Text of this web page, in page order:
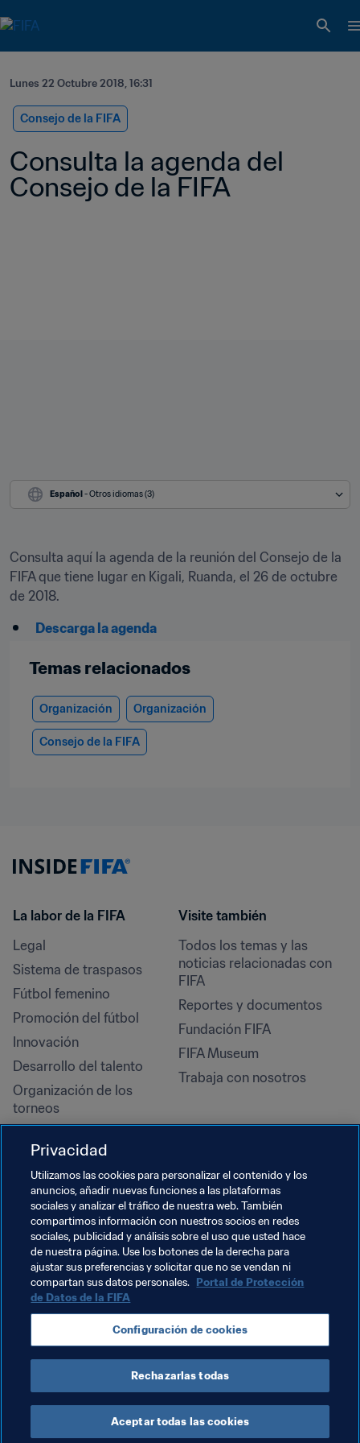
Lunes 22 Octubre 2018, 16:31
Consejo de la FIFA
Consulta la agenda del
Consejo de la FIFA
Español - Otros idiomas (3)
Consulta aquí la agenda de la reunión del Consejo de la
FIFA que tiene lugar en Kigali, Ruanda, el 26 de octubre
de 2018.
Descarga la agenda
Temas relacionados
Organización Organización
Consejo de la FIFA
La labor de la FIFA
Legal
Sistema de traspasos
Fútbol femenino
Promoción del fútbol
Innovación
Desarrollo del talento
Organización de los
torneos
Derechos humanos y lucha
contra la discriminación
Salud y atención médica
Iniciativas educativas
Visite también
Todos los temas y las
noticias relacionadas con
FIFA
Reportes y documentos
Fundación FIFA
FIFA Museum
Trabaja con nosotros
TÉRMINOS DE SERVICIO
PORTAL DE PROTECCIÓN DE DATOS DE LA FIFA
DESCÁRGALO
CONFIGURACIÓN DE COOKIES
Copyright © 1994 - 2025 FIFA. Reservados todos los derechos.
Cookie Settings
Privacidad
Utilizamos las cookies para personalizar el contenido y los
anuncios, añadir nuevas funciones a las plataformas
sociales y analizar el tráfico de nuestra web. También
compartimos información con nuestros socios en redes
sociales, publicidad y análisis sobre el uso que usted hace
de nuestra página. Use los botones de la derecha para
ajustar sus preferencias y solicitar que no se vendan ni
compartan sus datos personales. Portal de Protección
de Datos de la FIFA
Configuración de cookies
Rechazarlas todas
Aceptar todas las cookies